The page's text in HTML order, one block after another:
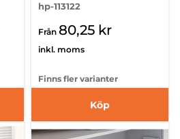
hp-113122
Från 80,25 kr
inkl. moms
Finns fler varianter
Köp